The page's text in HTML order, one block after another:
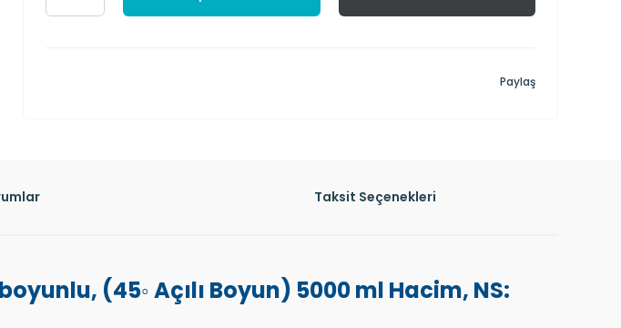
Paylaş
Taksit Seçenekleri
(45◦ Açılı Boyun) 5000 ml Hacim, NS: